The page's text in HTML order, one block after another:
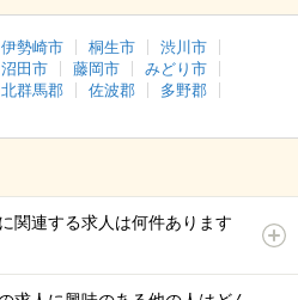
伊勢崎市 桐生市
渋川市
沼田市 藤岡市
みどり市
北群馬郡 佐波郡
多野郡
関連する求人は何件あります